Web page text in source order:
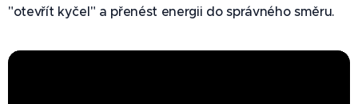
"otevřít kyčel" a přenést energii do správného směru.